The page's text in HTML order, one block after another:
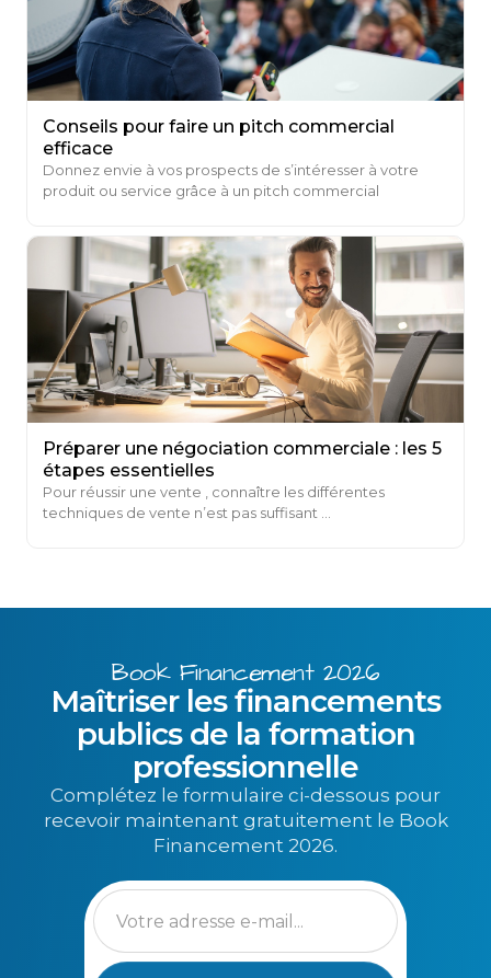
Conseils pour faire un pitch commercial
efficace
Donnez envie à vos prospects de s’intéresser à votre
produit ou service grâce à un pitch commercial
Préparer une négociation commerciale : les 5
étapes essentielles
Pour réussir une vente , connaître les différentes
techniques de vente n’est pas suffisant ...
Book Financement 2026
Maîtriser les financements
publics de la formation
professionnelle
Complétez le formulaire ci-dessous pour
recevoir maintenant gratuitement le Book
Financement 2026.